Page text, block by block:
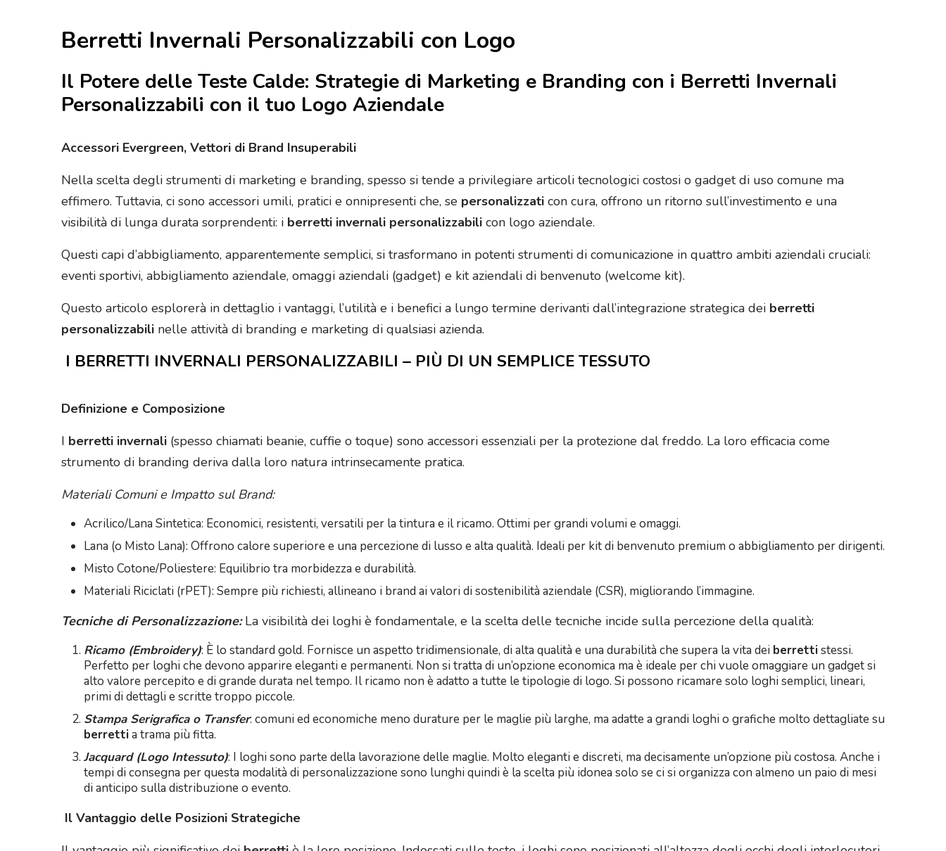
Berretti Invernali Personalizzabili con Logo
Il Potere delle Teste Calde: Strategie di Marketing e Branding con i Berretti Invernali
Personalizzabili con il tuo Logo Aziendale
Accessori Evergreen, Vettori di Brand Insuperabili
Nella scelta degli strumenti di marketing e branding, spesso si tende a privilegiare articoli tecnologici costosi o gadget di uso comune ma
effimero. Tuttavia, ci sono accessori umili, pratici e onnipresenti che, se personalizzati con cura, offrono un ritorno sull’investimento e una
visibilità di lunga durata sorprendenti: i berretti invernali personalizzabili con logo aziendale.
Questi capi d’abbigliamento, apparentemente semplici, si trasformano in potenti strumenti di comunicazione in quattro ambiti aziendali cruciali:
eventi sportivi, abbigliamento aziendale, omaggi aziendali (gadget) e kit aziendali di benvenuto (welcome kit).
Questo articolo esplorerà in dettaglio i vantaggi, l’utilità e i benefici a lungo termine derivanti dall’integrazione strategica dei berretti
personalizzabili nelle attività di branding e marketing di qualsiasi azienda.
I BERRETTI INVERNALI PERSONALIZZABILI – PIÙ DI UN SEMPLICE TESSUTO
Definizione e Composizione
I berretti invernali (spesso chiamati beanie, cuffie o toque) sono accessori essenziali per la protezione dal freddo. La loro efficacia come
strumento di branding deriva dalla loro natura intrinsecamente pratica.
Materiali Comuni e Impatto sul Brand:
Acrilico/Lana Sintetica: Economici, resistenti, versatili per la tintura e il ricamo. Ottimi per grandi volumi e omaggi.
Lana (o Misto Lana): Offrono calore superiore e una percezione di lusso e alta qualità. Ideali per kit di benvenuto premium o abbigliamento per dirigenti.
Misto Cotone/Poliestere: Equilibrio tra morbidezza e durabilità.
Materiali Riciclati (rPET): Sempre più richiesti, allineano i brand ai valori di sostenibilità aziendale (CSR), migliorando l’immagine.
Tecniche di Personalizzazione:La visibilità dei loghi è fondamentale, e la scelta delle tecniche incide sulla percezione della qualità:
Ricamo (Embroidery): È lo standard gold. Fornisce un aspetto tridimensionale, di alta qualità e una durabilità che supera la vita dei berrettistessi.
Perfetto per loghi che devono apparire eleganti e permanenti. Non si tratta di un’opzione economica ma è ideale per chi vuole omaggiare un gadget si
alto valore percepito e di grande durata nel tempo. Il ricamo non è adatto a tutte le tipologie di logo. Si possono ricamare solo loghi semplici, lineari,
primi di dettagli e scritte troppo piccole.
Stampa Serigrafica o Transfer: comuni ed economiche meno durature per le maglie più larghe, ma adatte a grandi loghi o grafiche molto dettagliate su
berrettia trama più fitta.
Jacquard (Logo Intessuto): I loghi sono parte della lavorazione delle maglie. Molto eleganti e discreti, ma decisamente un’opzione più costosa. Anche i
tempi di consegna per questa modalità di personalizzazione sono lunghi quindi è la scelta più idonea solo se ci si organizza con almeno un paio di mesi
di anticipo sulla distribuzione o evento.
Il Vantaggio delle Posizioni Strategiche